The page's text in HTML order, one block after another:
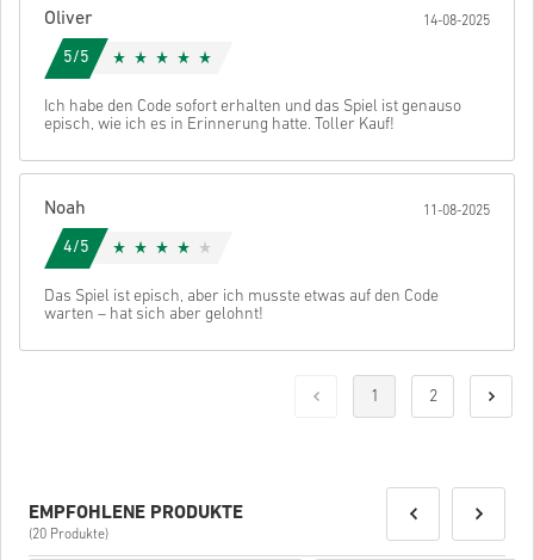
Oliver 14-08-2025
5/5
Ich habe den Code sofort erhalten und das Spiel ist genauso
episch, wie ich es in Erinnerung hatte. Toller Kauf!
Noah 11-08-2025
4/5
Das Spiel ist episch, aber ich musste etwas auf den Code
warten – hat sich aber gelohnt!
1 2
EMPFOHLENE PRODUKTE
(20 Produkte)